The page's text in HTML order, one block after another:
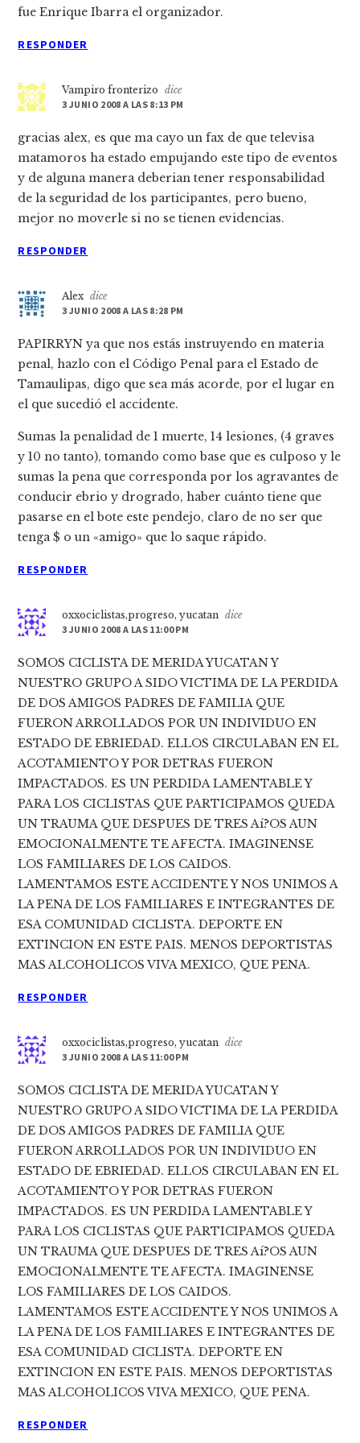
fue Enrique Ibarra el organizador.
RESPONDER
Vampiro fronterizo
dice
3 JUNIO 2008 A LAS 8:13 PM
gracias alex, es que ma cayo un fax de que televisa
matamoros ha estado empujando este tipo de eventos
y de alguna manera deberian tener responsabilidad
de la seguridad de los participantes, pero bueno,
mejor no moverle si no se tienen evidencias.
RESPONDER
Alex dice
3 JUNIO 2008 A LAS 8:28 PM
PAPIRRYN ya que nos estás instruyendo en materia
penal, hazlo con el Código Penal para el Estado de
Tamaulipas, digo que sea más acorde, por el lugar en
el que sucedió el accidente.
Sumas la penalidad de 1 muerte, 14 lesiones, (4 graves
y 10 no tanto), tomando como base que es culposo y le
sumas la pena que corresponda por los agravantes de
conducir ebrio y drogrado, haber cuánto tiene que
pasarse en el bote este pendejo, claro de no ser que
tenga $ o un «amigo» que lo saque rápido.
RESPONDER
oxxociclistas,progreso, yucatan dice
3 JUNIO 2008 A LAS 11:00 PM
SOMOS CICLISTA DE MERIDA YUCATAN Y
NUESTRO GRUPO A SIDO VICTIMA DE LA PERDIDA
DE DOS AMIGOS PADRES DE FAMILIA QUE
FUERON ARROLLADOS POR UN INDIVIDUO EN
ESTADO DE EBRIEDAD. ELLOS CIRCULABAN EN EL
ACOTAMIENTO Y POR DETRAS FUERON
IMPACTADOS. ES UN PERDIDA LAMENTABLE Y
PARA LOS CICLISTAS QUE PARTICIPAMOS QUEDA
UN TRAUMA QUE DESPUES DE TRES Aí?OS AUN
EMOCIONALMENTE TE AFECTA. IMAGINENSE
LOS FAMILIARES DE LOS CAIDOS.
LAMENTAMOS ESTE ACCIDENTE Y NOS UNIMOS A
LA PENA DE LOS FAMILIARES E INTEGRANTES DE
ESA COMUNIDAD CICLISTA. DEPORTE EN
EXTINCION EN ESTE PAIS. MENOS DEPORTISTAS
MAS ALCOHOLICOS VIVA MEXICO, QUE PENA.
RESPONDER
oxxociclistas,progreso, yucatan dice
3 JUNIO 2008 A LAS 11:00 PM
SOMOS CICLISTA DE MERIDA YUCATAN Y
NUESTRO GRUPO A SIDO VICTIMA DE LA PERDIDA
DE DOS AMIGOS PADRES DE FAMILIA QUE
FUERON ARROLLADOS POR UN INDIVIDUO EN
ESTADO DE EBRIEDAD. ELLOS CIRCULABAN EN EL
ACOTAMIENTO Y POR DETRAS FUERON
IMPACTADOS. ES UN PERDIDA LAMENTABLE Y
PARA LOS CICLISTAS QUE PARTICIPAMOS QUEDA
UN TRAUMA QUE DESPUES DE TRES Aí?OS AUN
EMOCIONALMENTE TE AFECTA. IMAGINENSE
LOS FAMILIARES DE LOS CAIDOS.
LAMENTAMOS ESTE ACCIDENTE Y NOS UNIMOS A
LA PENA DE LOS FAMILIARES E INTEGRANTES DE
ESA COMUNIDAD CICLISTA. DEPORTE EN
EXTINCION EN ESTE PAIS. MENOS DEPORTISTAS
MAS ALCOHOLICOS VIVA MEXICO, QUE PENA.
RESPONDER